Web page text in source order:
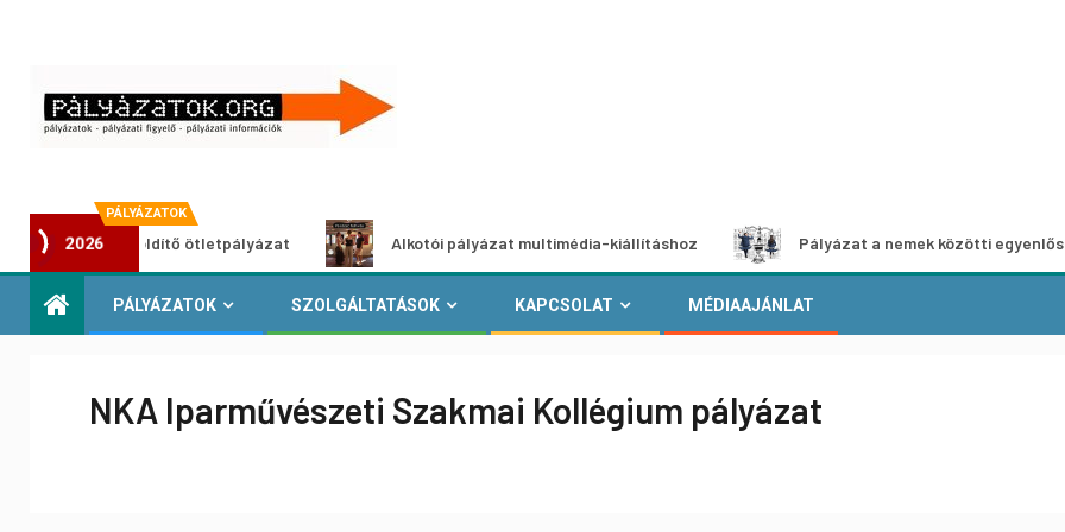
PÁLYÁZATOK
2026
Városzöldítő ötletpályázat Alkotói pályázat multimédia-kiállításhoz Pályázat a nemek közötti egyenlőség
PÁLYÁZATOK SZOLGÁLTATÁSOK KAPCSOLAT MÉDIAAJÁNLAT
NKA Iparművészeti Szakmai Kollégium pályázat